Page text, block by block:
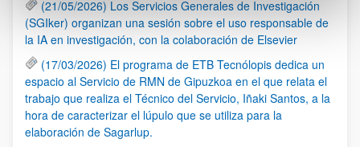
(21/05/2026) Los Servicios Generales de Investigación
(SGIker) organizan una sesión sobre el uso responsable de
la IA en investigación, con la colaboración de Elsevier
(17/03/2026) El programa de ETB Tecnólopis dedica un
espacio al Servicio de RMN de Gipuzkoa en el que relata el
trabajo que realiza el Técnico del Servicio, Iñaki Santos, a la
hora de caracterizar el lúpulo que se utiliza para la
elaboración de Sagarlup.